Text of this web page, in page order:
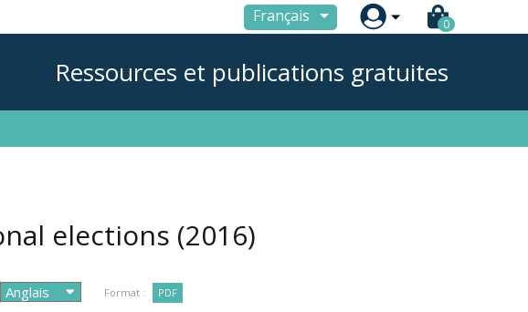
Français  0
Ressources et publications gratuites
elections (2016)
Format : PDF